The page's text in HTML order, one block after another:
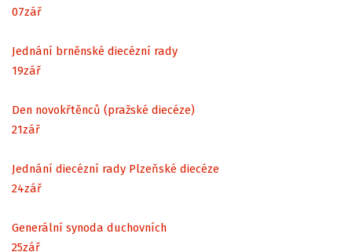
07zář
Jednání brněnské diecézní rady
19zář
Den novokřtěnců (pražské diecéze)
21zář
Jednání diecézní rady Plzeňské diecéze
24zář
Generální synoda duchovních
25zář